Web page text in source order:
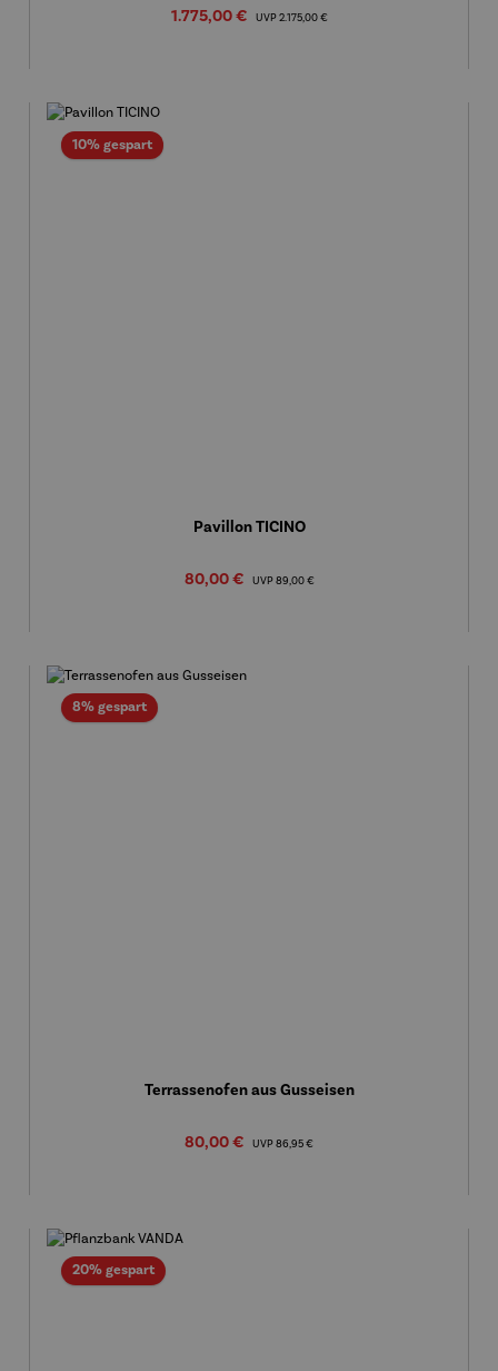
Verkaufspreis:
1.775,00 € UVPRegulärer Preis:
2.175,00 €
10% gespartRabatt
Pavillon TICINO
Verkaufspreis:
80,00 € UVP Regulärer Preis:
89,00 €
8% gespartRabatt
Terrassenofen aus Gusseisen
Verkaufspreis:
80,00 € UVP Regulärer Preis:
86,95 €
20% gespartRabatt